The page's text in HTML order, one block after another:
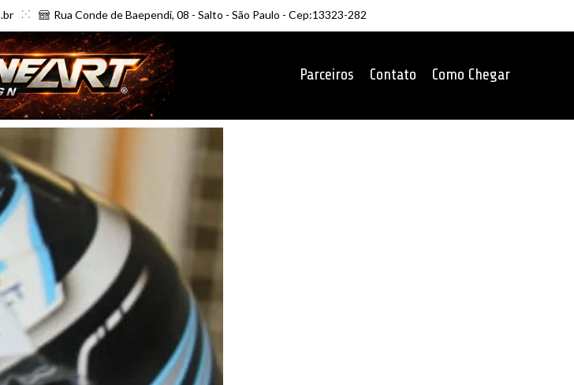
Rua Conde de Baependi, 08 - Salto - São Paulo - Cep:13323-282
Parceiros Contato Como Chegar